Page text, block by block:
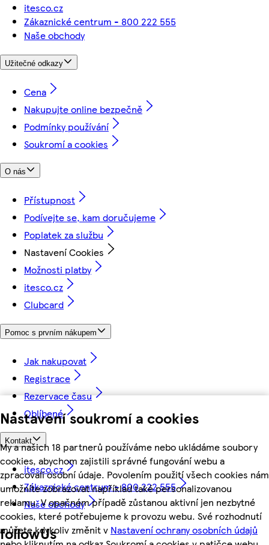
Nastavení soukromí a cookies
My a našich 18 partnerů používáme nebo ukládáme soubory
cookies, abychom zajistili správné fungování webu a
zpracovali osobní údaje. Povolením použití všech cookies nám
umožníte zobrazovat například také personalizovanou
reklamu. V opačném případě zůstanou aktivní jen nezbytné
cookies, které potřebujeme k provozu webu. Své rozhodnutí
můžete kdykoliv změnit v Nastavení ochrany osobních údajů
itesco.cz
Zákaznické centrum - 800 222 555
Naše obchody
Užitečné odkazy
Cena
Nakupujte online bezpečně
Podmínky používání
Soukromí a cookies
O nás
Přístupnost
Podívejte se, kam doručujeme
Poplatek za službu
Nastavení Cookies
Možnosti platby
itesco.cz
Clubcard
Pomoc s prvním nákupem
Jak nakupovat
Registrace
Rezervace času
Oblíbené
Kontakt
itesco.cz
Zákaznické centrum - 800 222 555
Naše obchody
followUs